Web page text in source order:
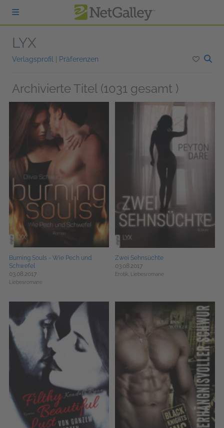
zum Hauptinhalt springen
LYX
Verlagsprofil Präferenzen
Archivierte Titel (1031 gesamt )
Burning Souls - Wie Pech und
Schwefel
03.08.2017
Liebesromane
Zwei Sehnsüchte
03.08.2017
Erotik, Liebesromane